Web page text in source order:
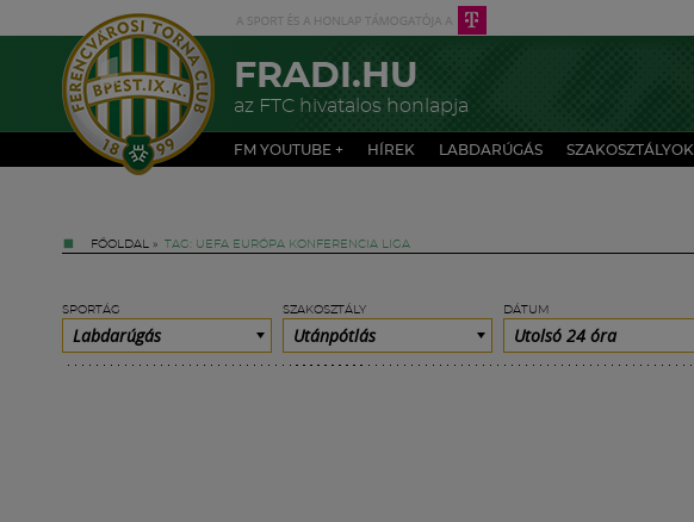
FRADI.HU
az FTC hivatalos honlapja
FM YOUTUBE + HÍREK LABDARÚGÁS SZAKOSZTÁLYOK
FŐOLDAL » TAG: UEFA EURÓPA KONFERENCIA LIGA
SPORTÁG
Labdarúgás
SZAKOSZTÁLY
Utánpótlás
DÁTUM
Utolsó 24 óra